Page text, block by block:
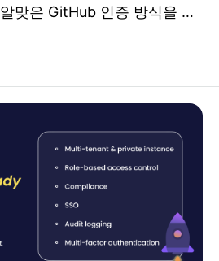
맞은 GitHub 인증 방식을 선
비 상태로 만드는 방법: 완벽 체크